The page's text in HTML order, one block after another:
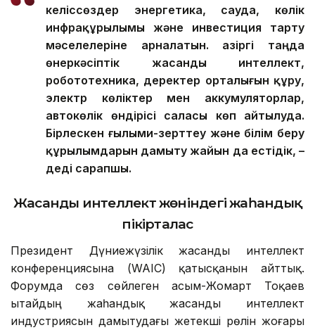
келіссөздер энергетика, сауда, көлік
инфрақұрылымы және инвестиция тарту
мәселелеріне арналатын. Қазіргі таңда
өнеркәсіптік жасанды интеллект,
робототехника, деректер орталығын құру,
электр көліктер мен аккумуляторлар,
автокөлік өндірісі саласы көп айтылуда.
Бірлескен ғылыми-зерттеу және білім беру
құрылымдарын дамыту жайын да естідік, –
деді сарапшы.
Жасанды интеллект жөніндегі жаһандық
пікірталас
Президент Дүниежүзілік жасанды интеллект
конференциясына (WAIC) қатысқанын айттық.
Форумда сөз сөйлеген Қасым-Жомарт Тоқаев
Қытайдың жаһандық жасанды интеллект
индустриясын дамытудағы жетекші рөлін жоғары